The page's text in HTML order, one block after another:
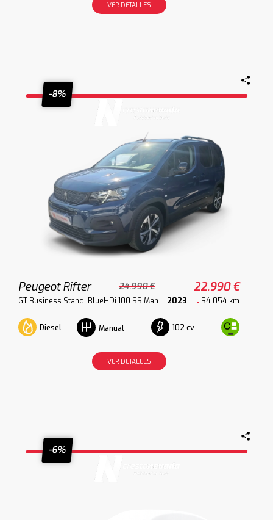
VER DETALLES
-8%
Peugeot Rifter 24.990 € 22.990 €
GT Business Stand. BlueHDi 100 SS Man 2023 34.054 km
Diesel Manual 102 cv
VER DETALLES
-6%